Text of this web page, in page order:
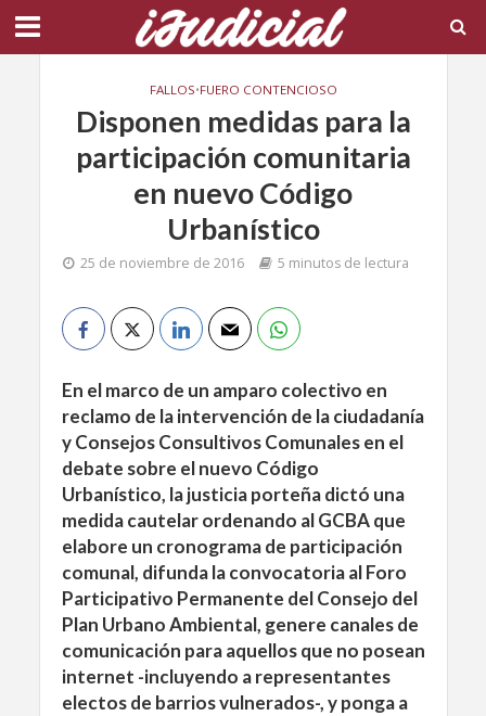
FALLOS•FUERO CONTENCIOSO
Disponen medidas para la
participación comunitaria
en nuevo Código
Urbanístico
25 de noviembre de 2016 5 minutos de lectura
En el marco de un amparo colectivo en
reclamo de la intervención de la ciudadanía
y Consejos Consultivos Comunales en el
debate sobre el nuevo Código
Urbanístico, la justicia porteña dictó una
medida cautelar ordenando al GCBA que
elabore un cronograma de participación
comunal, difunda la convocatoria al Foro
Participativo Permanente del Consejo del
Plan Urbano Ambiental, genere canales de
comunicación para aquellos que no posean
internet -incluyendo a representantes
electos de barrios vulnerados-, y ponga a